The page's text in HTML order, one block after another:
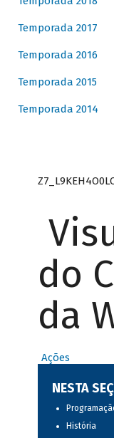
Temporada 2017
Temporada 2016
Temporada 2015
Temporada 2014
do
da
Ações
NESTA
História